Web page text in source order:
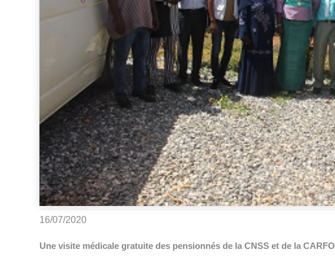
16/07/2020
Une visite médicale gratuite des pensionnés de la CNSS et de la CARFO